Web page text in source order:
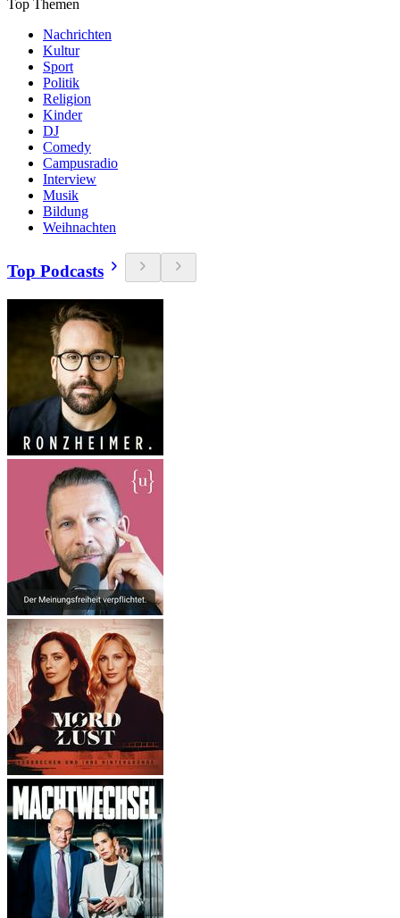
Top Themen
Nachrichten
Kultur
Sport
Politik
Religion
Kinder
DJ
Comedy
Campusradio
Interview
Musik
Bildung
Weihnachten
Top Podcasts